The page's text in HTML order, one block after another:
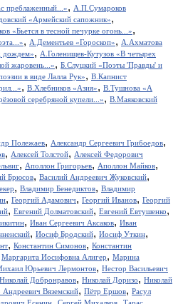
преблаженный...», А.П.Сумароков
«Армейский сапожник»,
«Бьется в тесной печурке огонь...»,
, А.Дементьев «Гороскоп», А.Ахматова
дождем», А.Голенищев-Кутузов «В четырех
жаровень...», Б.Слуцкий «Поэты 'Правды' и
в виде Лалла Рук», В.Капнист
, В.Хлебников «Азия», В.Тушнова «А
серебряной купели...», В.Маяковский
Полежаев, Александр Сергеевич Грибоедов,
, Алексей Толстой, Алексей Федорович
, Аполлон Григорьев, Аполлон Майков,
Брюсов, Василий Андреевич Жуковский,
, Владимир Бенедиктов, Владимир
, Георгий Адамович, Георгий Иванов, Георгий
, Евгений Долматовский, Евгений Евтушенко,
, Иван Сергеевич Аксаков, Иван
, Иосиф Бродский, Иосиф Уткин,
, Константин Симонов, Константин
Маргарита Иосифовна Алигер, Марина
Юрьевич Лермонтов, Нестор Васильевич
Николай Добронравов, Николай Доризо, Николай
Андреевич Вяземский, Пётр Ершов, Расул